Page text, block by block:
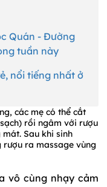
Quán - Đường
tuần này
nổi tiếng nhất ở
các mẹ có thể cắt
rồi ngâm với rượu
Sau khi sinh
rượu ra massage vùng
vô cùng nhạy cảm